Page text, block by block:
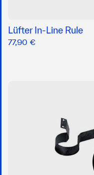
Lüfter In-Line Rule
77,90 €